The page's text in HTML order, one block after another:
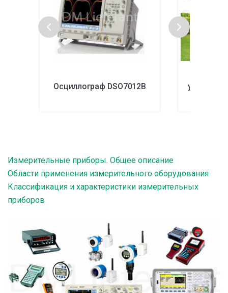
Осциллограф DSO7012B
Измерительные приборы. Общее описание
Области применения измерительного оборудования
Классификация и характеристики измерительных
приборов